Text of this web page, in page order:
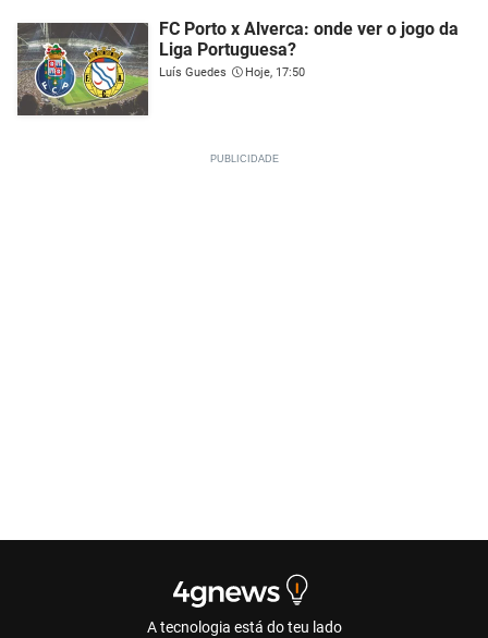
FC Porto x Alverca: onde ver o jogo da
Liga Portuguesa?
Luís Guedes Hoje, 17:50
A tecnologia está do teu lado